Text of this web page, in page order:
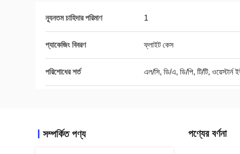
ন্যূনতম চাহিদার পরিমাণ 1
প্যাকেজিং বিবরণ ফ্লাইট কেস
পরিশোধের শর্ত এল/সি, ডি/এ, ডি/পি, টি/টি, ওয়েস্টার্ন
সম্পর্কিত পণ্য পণ্যের বর্ণনা